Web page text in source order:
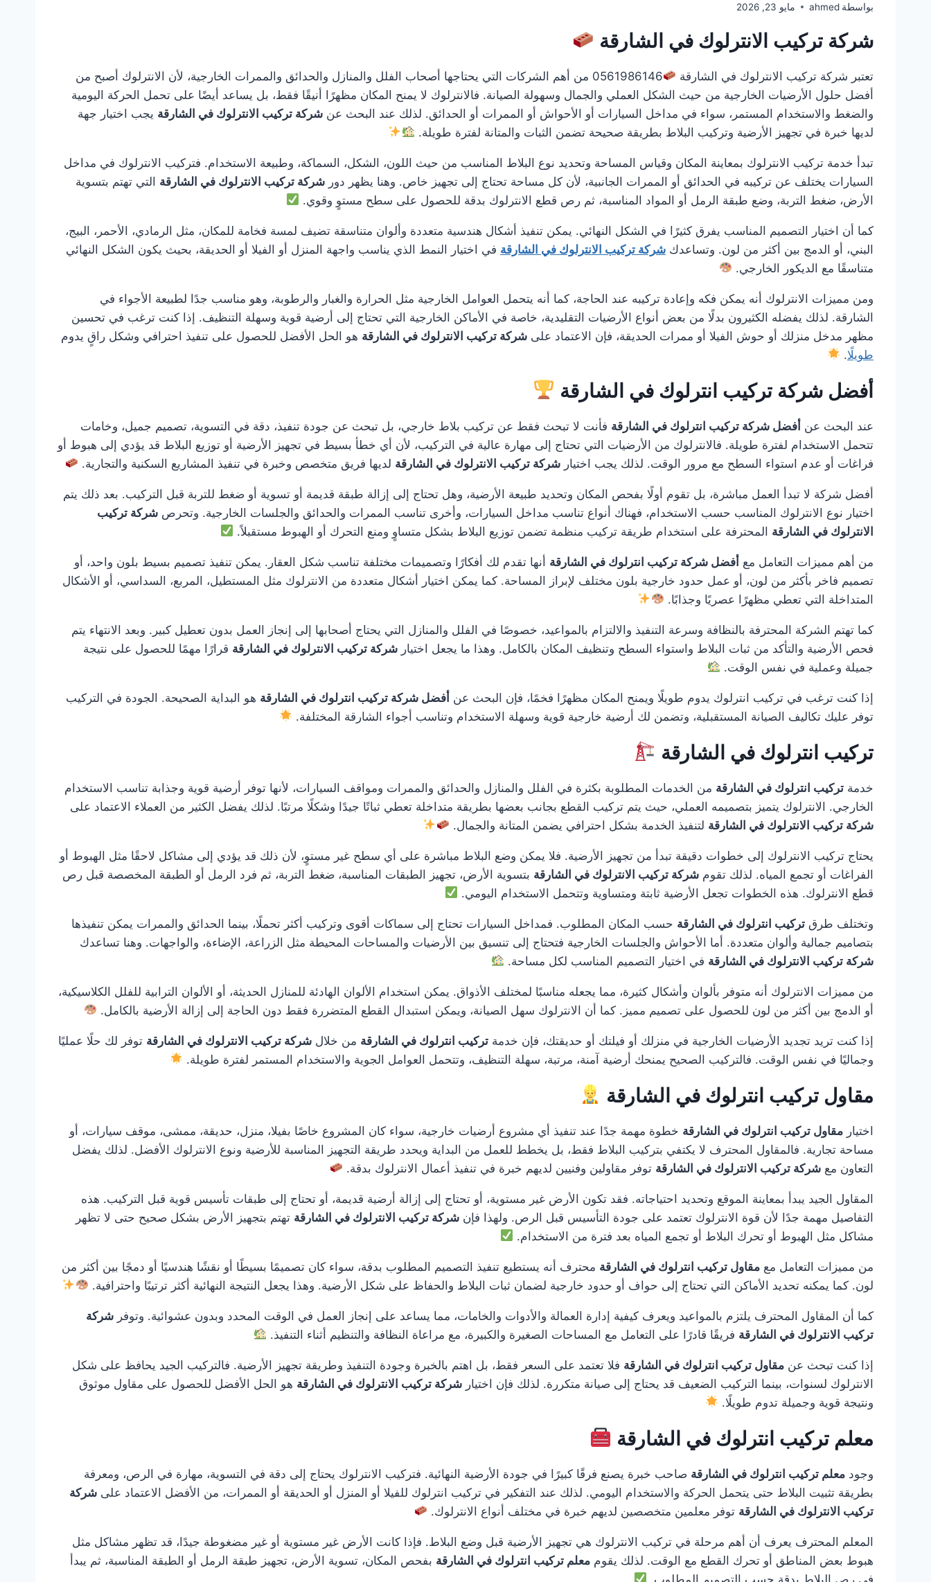
بواسطة ahmed مايو 23, 2026
شركة تركيب الانترلوك في الشارقة
تعتبر شركة تركيب الانترلوك في الشارقة
0561986146 من أهم الشركات التي يحتاجها أصحاب الفلل والمنازل والحدائق والممرات الخارجية، لأن الانترلوك أصبح من
أفضل حلول الأرضيات الخارجية من حيث الشكل العملي والجمال وسهولة الصيانة. فالانترلوك لا يمنح المكان مظهرًا أنيقًا فقط، بل يساعد أيضًا على تحمل الحركة اليومية
والضغط والاستخدام المستمر، سواء في مداخل السيارات أو الأحواش أو الممرات أو الحدائق. لذلك عند البحث عن شركة تركيب الانترلوك في الشارقة يجب اختيار جهة
لديها خبرة في تجهيز الأرضية وتركيب البلاط بطريقة صحيحة تضمن الثبات والمتانة لفترة طويلة.
تبدأ خدمة تركيب الانترلوك بمعاينة المكان وقياس المساحة وتحديد نوع البلاط المناسب من حيث اللون، الشكل، السماكة، وطبيعة الاستخدام. فتركيب الانترلوك في مداخل
السيارات يختلف عن تركيبه في الحدائق أو الممرات الجانبية، لأن كل مساحة تحتاج إلى تجهيز خاص. وهنا يظهر دور شركة تركيب الانترلوك في الشارقة التي تهتم بتسوية
الأرض، ضغط التربة، وضع طبقة الرمل أو المواد المناسبة، ثم رص قطع الانترلوك بدقة للحصول على سطح مستوٍ وقوي.
كما أن اختيار التصميم المناسب يفرق كثيرًا في الشكل النهائي. يمكن تنفيذ أشكال هندسية متعددة وألوان متناسقة تضيف لمسة فخامة للمكان، مثل الرمادي، الأحمر، البيج،
البني، أو الدمج بين أكثر من لون. وتساعدك شركة تركيب الانترلوك في الشارقة في اختيار النمط الذي يناسب واجهة المنزل أو الفيلا أو الحديقة، بحيث يكون الشكل النهائي
متناسقًا مع الديكور الخارجي.
ومن مميزات الانترلوك أنه يمكن فكه وإعادة تركيبه عند الحاجة، كما أنه يتحمل العوامل الخارجية مثل الحرارة والغبار والرطوبة، وهو مناسب جدًا لطبيعة الأجواء في
الشارقة. لذلك يفضله الكثيرون بدلًا من بعض أنواع الأرضيات التقليدية، خاصة في الأماكن الخارجية التي تحتاج إلى أرضية قوية وسهلة التنظيف. إذا كنت ترغب في تحسين
مظهر مدخل منزلك أو حوش الفيلا أو ممرات الحديقة، فإن الاعتماد على شركة تركيب الانترلوك في الشارقة هو الحل الأفضل للحصول على تنفيذ احترافي وشكل راقٍ يدوم
طويلًا.
أفضل شركة تركيب انترلوك في الشارقة
عند البحث عن أفضل شركة تركيب انترلوك في الشارقة فأنت لا تبحث فقط عن تركيب بلاط خارجي، بل تبحث عن جودة تنفيذ، دقة في التسوية، تصميم جميل، وخامات
تتحمل الاستخدام لفترة طويلة. فالانترلوك من الأرضيات التي تحتاج إلى مهارة عالية في التركيب، لأن أي خطأ بسيط في تجهيز الأرضية أو توزيع البلاط قد يؤدي إلى هبوط أو
فراغات أو عدم استواء السطح مع مرور الوقت. لذلك يجب اختيار شركة تركيب الانترلوك في الشارقة لديها فريق متخصص وخبرة في تنفيذ المشاريع السكنية والتجارية.
أفضل شركة لا تبدأ العمل مباشرة، بل تقوم أولًا بفحص المكان وتحديد طبيعة الأرضية، وهل تحتاج إلى إزالة طبقة قديمة أو تسوية أو ضغط للتربة قبل التركيب. بعد ذلك يتم
اختيار نوع الانترلوك المناسب حسب الاستخدام، فهناك أنواع تناسب مداخل السيارات، وأخرى تناسب الممرات والحدائق والجلسات الخارجية. وتحرص شركة تركيب
الانترلوك في الشارقة المحترفة على استخدام طريقة تركيب منظمة تضمن توزيع البلاط بشكل متساوٍ ومنع التحرك أو الهبوط مستقبلاً.
من أهم مميزات التعامل مع أفضل شركة تركيب انترلوك في الشارقة أنها تقدم لك أفكارًا وتصميمات مختلفة تناسب شكل العقار. يمكن تنفيذ تصميم بسيط بلون واحد، أو
تصميم فاخر بأكثر من لون، أو عمل حدود خارجية بلون مختلف لإبراز المساحة. كما يمكن اختيار أشكال متعددة من الانترلوك مثل المستطيل، المربع، السداسي، أو الأشكال
المتداخلة التي تعطي مظهرًا عصريًا وجذابًا.
كما تهتم الشركة المحترفة بالنظافة وسرعة التنفيذ والالتزام بالمواعيد، خصوصًا في الفلل والمنازل التي يحتاج أصحابها إلى إنجاز العمل بدون تعطيل كبير. وبعد الانتهاء يتم
فحص الأرضية والتأكد من ثبات البلاط واستواء السطح وتنظيف المكان بالكامل. وهذا ما يجعل اختيار شركة تركيب الانترلوك في الشارقة قرارًا مهمًا للحصول على نتيجة
جميلة وعملية في نفس الوقت.
إذا كنت ترغب في تركيب انترلوك يدوم طويلًا ويمنح المكان مظهرًا فخمًا، فإن البحث عن أفضل شركة تركيب انترلوك في الشارقة هو البداية الصحيحة. الجودة في التركيب
توفر عليك تكاليف الصيانة المستقبلية، وتضمن لك أرضية خارجية قوية وسهلة الاستخدام وتناسب أجواء الشارقة المختلفة.
تركيب انترلوك في الشارقة
خدمة تركيب انترلوك في الشارقة من الخدمات المطلوبة بكثرة في الفلل والمنازل والحدائق والممرات ومواقف السيارات، لأنها توفر أرضية قوية وجذابة تناسب الاستخدام
الخارجي. الانترلوك يتميز بتصميمه العملي، حيث يتم تركيب القطع بجانب بعضها بطريقة متداخلة تعطي ثباتًا جيدًا وشكلًا مرتبًا. لذلك يفضل الكثير من العملاء الاعتماد على
شركة تركيب الانترلوك في الشارقة لتنفيذ الخدمة بشكل احترافي يضمن المتانة والجمال.
يحتاج تركيب الانترلوك إلى خطوات دقيقة تبدأ من تجهيز الأرضية. فلا يمكن وضع البلاط مباشرة على أي سطح غير مستوٍ، لأن ذلك قد يؤدي إلى مشاكل لاحقًا مثل الهبوط أو
الفراغات أو تجمع المياه. لذلك تقوم شركة تركيب الانترلوك في الشارقة بتسوية الأرض، تجهيز الطبقات المناسبة، ضغط التربة، ثم فرد الرمل أو الطبقة المخصصة قبل رص
قطع الانترلوك. هذه الخطوات تجعل الأرضية ثابتة ومتساوية وتتحمل الاستخدام اليومي.
وتختلف طرق تركيب انترلوك في الشارقة حسب المكان المطلوب. فمداخل السيارات تحتاج إلى سماكات أقوى وتركيب أكثر تحملًا، بينما الحدائق والممرات يمكن تنفيذها
بتصاميم جمالية وألوان متعددة. أما الأحواش والجلسات الخارجية فتحتاج إلى تنسيق بين الأرضيات والمساحات المحيطة مثل الزراعة، الإضاءة، والواجهات. وهنا تساعدك
شركة تركيب الانترلوك في الشارقة في اختيار التصميم المناسب لكل مساحة.
من مميزات الانترلوك أنه متوفر بألوان وأشكال كثيرة، مما يجعله مناسبًا لمختلف الأذواق. يمكن استخدام الألوان الهادئة للمنازل الحديثة، أو الألوان الترابية للفلل الكلاسيكية،
أو الدمج بين أكثر من لون للحصول على تصميم مميز. كما أن الانترلوك سهل الصيانة، ويمكن استبدال القطع المتضررة فقط دون الحاجة إلى إزالة الأرضية بالكامل.
إذا كنت تريد تجديد الأرضيات الخارجية في منزلك أو فيلتك أو حديقتك، فإن خدمة تركيب انترلوك في الشارقة من خلال شركة تركيب الانترلوك في الشارقة توفر لك حلًا عمليًا
وجماليًا في نفس الوقت. فالتركيب الصحيح يمنحك أرضية آمنة، مرتبة، سهلة التنظيف، وتتحمل العوامل الجوية والاستخدام المستمر لفترة طويلة.
مقاول تركيب انترلوك في الشارقة
اختيار مقاول تركيب انترلوك في الشارقة خطوة مهمة جدًا عند تنفيذ أي مشروع أرضيات خارجية، سواء كان المشروع خاصًا بفيلا، منزل، حديقة، ممشى، موقف سيارات، أو
مساحة تجارية. فالمقاول المحترف لا يكتفي بتركيب البلاط فقط، بل يخطط للعمل من البداية ويحدد طريقة التجهيز المناسبة للأرضية ونوع الانترلوك الأفضل. لذلك يفضل
التعاون مع شركة تركيب الانترلوك في الشارقة توفر مقاولين وفنيين لديهم خبرة في تنفيذ أعمال الانترلوك بدقة.
المقاول الجيد يبدأ بمعاينة الموقع وتحديد احتياجاته. فقد تكون الأرض غير مستوية، أو تحتاج إلى إزالة أرضية قديمة، أو تحتاج إلى طبقات تأسيس قوية قبل التركيب. هذه
التفاصيل مهمة جدًا لأن قوة الانترلوك تعتمد على جودة التأسيس قبل الرص. ولهذا فإن شركة تركيب الانترلوك في الشارقة تهتم بتجهيز الأرض بشكل صحيح حتى لا تظهر
مشاكل مثل الهبوط أو تحرك البلاط أو تجمع المياه بعد فترة من الاستخدام.
من مميزات التعامل مع مقاول تركيب انترلوك في الشارقة محترف أنه يستطيع تنفيذ التصميم المطلوب بدقة، سواء كان تصميمًا بسيطًا أو نقشًا هندسيًا أو دمجًا بين أكثر من
لون. كما يمكنه تحديد الأماكن التي تحتاج إلى حواف أو حدود خارجية لضمان ثبات البلاط والحفاظ على شكل الأرضية. وهذا يجعل النتيجة النهائية أكثر ترتيبًا واحترافية.
كما أن المقاول المحترف يلتزم بالمواعيد ويعرف كيفية إدارة العمالة والأدوات والخامات، مما يساعد على إنجاز العمل في الوقت المحدد وبدون عشوائية. وتوفر شركة
تركيب الانترلوك في الشارقة فريقًا قادرًا على التعامل مع المساحات الصغيرة والكبيرة، مع مراعاة النظافة والتنظيم أثناء التنفيذ.
إذا كنت تبحث عن مقاول تركيب انترلوك في الشارقة فلا تعتمد على السعر فقط، بل اهتم بالخبرة وجودة التنفيذ وطريقة تجهيز الأرضية. فالتركيب الجيد يحافظ على شكل
الانترلوك لسنوات، بينما التركيب الضعيف قد يحتاج إلى صيانة متكررة. لذلك فإن اختيار شركة تركيب الانترلوك في الشارقة هو الحل الأفضل للحصول على مقاول موثوق
ونتيجة قوية وجميلة تدوم طويلًا.
معلم تركيب انترلوك في الشارقة
وجود معلم تركيب انترلوك في الشارقة صاحب خبرة يصنع فرقًا كبيرًا في جودة الأرضية النهائية. فتركيب الانترلوك يحتاج إلى دقة في التسوية، مهارة في الرص، ومعرفة
بطريقة تثبيت البلاط حتى يتحمل الحركة والاستخدام اليومي. لذلك عند التفكير في تركيب انترلوك للفيلا أو المنزل أو الحديقة أو الممرات، من الأفضل الاعتماد على شركة
تركيب الانترلوك في الشارقة توفر معلمين متخصصين لديهم خبرة في مختلف أنواع الانترلوك.
المعلم المحترف يعرف أن أهم مرحلة في تركيب الانترلوك هي تجهيز الأرضية قبل وضع البلاط. فإذا كانت الأرض غير مستوية أو غير مضغوطة جيدًا، قد تظهر مشاكل مثل
هبوط بعض المناطق أو تحرك القطع مع الوقت. لذلك يقوم معلم تركيب انترلوك في الشارقة بفحص المكان، تسوية الأرض، تجهيز طبقة الرمل أو الطبقة المناسبة، ثم يبدأ
في رص البلاط بدقة حسب التصميم المطلوب.